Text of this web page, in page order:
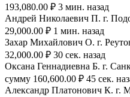
193,080.00 ₽ 3 мин. назад
Андрей Николаевич П. г.
29,000.00 ₽ 1 мин. назад
Захар Михайлович О. г.
32,000.00 ₽ 30 сек. назад
Оксана Геннадиевна Б. г.
сумму 160,600.00 ₽ 45 сек.
Александр Платонович К. г.